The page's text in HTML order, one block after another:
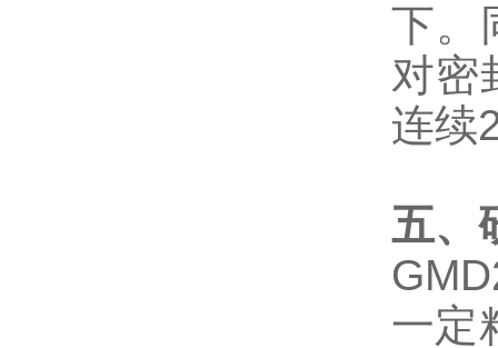
下。
对密
连续
五、
一定